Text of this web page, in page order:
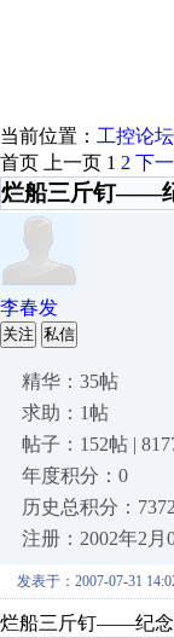
当前位置： 工控论坛
首页 上一页 1 2 下
烂船三斤钉——
李春发
关注 私信
精华：35帖
求助：1帖
帖子：152帖 |
年度积分：0
历史总积分：7372
注册：2002年2月
发表于：2007-07-31
烂船三斤钉——纪念